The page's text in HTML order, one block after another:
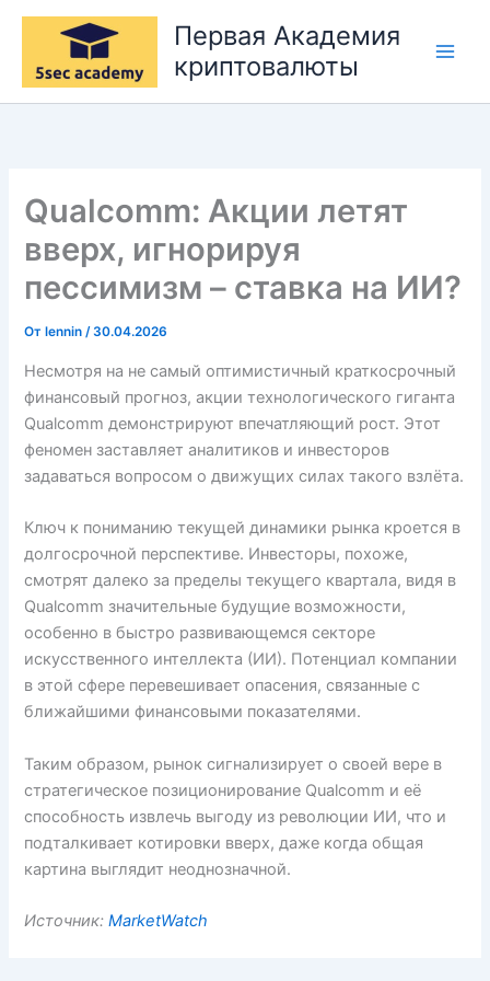
Перейти
содержимому
Первая Академия
криптовалюты
Qualcomm: Акции летят
вверх, игнорируя
пессимизм – ставка на ИИ?
От lennin/30.04.2026
Несмотря на не самый оптимистичный краткосрочный
финансовый прогноз, акции технологического гиганта
Qualcomm демонстрируют впечатляющий рост. Этот
феномен заставляет аналитиков и инвесторов
задаваться вопросом о движущих силах такого взлёта.
Ключ к пониманию текущей динамики рынка кроется в
долгосрочной перспективе. Инвесторы, похоже,
смотрят далеко за пределы текущего квартала, видя в
Qualcomm значительные будущие возможности,
особенно в быстро развивающемся секторе
искусственного интеллекта (ИИ). Потенциал компании
в этой сфере перевешивает опасения, связанные с
ближайшими финансовыми показателями.
Таким образом, рынок сигнализирует о своей вере в
стратегическое позиционирование Qualcomm и её
способность извлечь выгоду из революции ИИ, что и
подталкивает котировки вверх, даже когда общая
картина выглядит неоднозначной.
Источник:MarketWatch